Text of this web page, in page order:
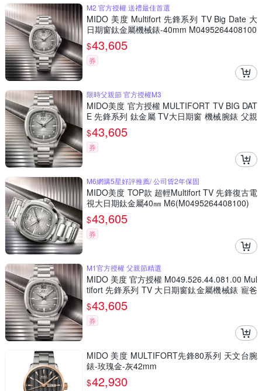
M2 官方授權 送禮最佳首選
MIDO 美度 Multifort 先鋒系列 TV Big Date 大
日期窗鈦金屬機械錶-40mm M0495264408100
$43,605
券
限時父親節 官方授權M3
MIDO美度 官方授權 MULTIFORT TV BIG DAT
E 先鋒系列 鈦金屬 TV大日期窗 機械腕錶 父親
節 禮物 推薦 40mm/M0495264408100
$43,605
券
M6網購5星好評推薦/ 公司貨2年保固
MIDO美度 TOP款 超輕Multifort TV 先鋒復古電
視大日期鈦金屬40㎜ M6(M0495264408100)
$43,605
券
M1官方授權 父親節精選
MIDO 美度 官方授權 M049.526.44.081.00 Mul
tifort 先鋒系列 TV 大日期窗鈦金屬機械錶 寵爸
時刻 送禮推薦-漸層銀灰/40mm M0495264408
100
$43,605
券
MIDO 美度 MULTIFORT先鋒80系列 天文台腕
錶-玫瑰金-灰42mm
$42,930